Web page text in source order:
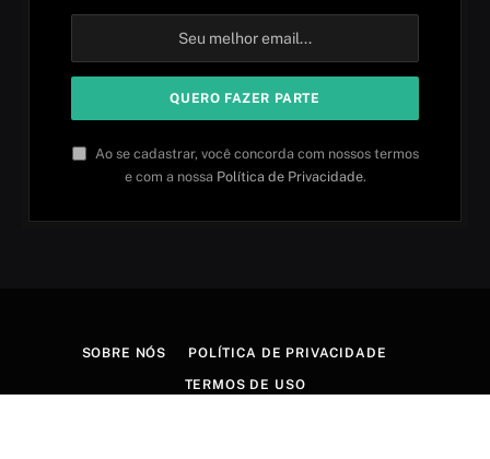
Ao se cadastrar, você concorda com nossos termos
e com a nossa Política de Privacidade.
SOBRE NÓS POLÍTICA DE PRIVACIDADE
TERMOS DE USO